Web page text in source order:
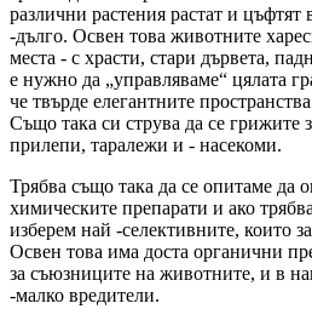
различни растения растат и
-дълго. Освен това животните
места - с храсти, стари дървета,
е нужно да „управляваме“ цялата
че твърде елегантните
Също така си струва да се грижите
прилепи, таралежи и - насекоми.
Трябва също така да се опитаме да
химическите препарати и ако
изберем най -селективните, които
Освен това има доста органични
за съюзниците на животните, и в
-малко вредители.